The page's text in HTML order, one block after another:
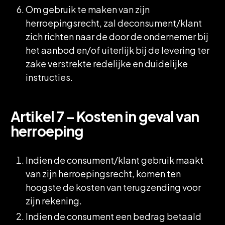
Om gebruik te maken van zijn
herroepingsrecht, zal deconsument/klant
zich richten naar de door de ondernemer bij
het aanbod en/of uiterlijk bij de levering ter
zake verstrekte redelijke en duidelijke
instructies.
Artikel 7 – Kosten in geval van
herroeping
Indien de consument/klant gebruik maakt
van zijn herroepingsrecht, komen ten
hoogste de kosten van terugzending voor
zijn rekening.
Indien de consument een bedrag betaald